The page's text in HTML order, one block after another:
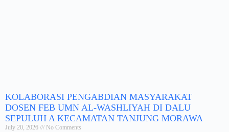
KOLABORASI PENGABDIAN MASYARAKAT
DOSEN FEB UMN AL-WASHLIYAH DI DALU
SEPULUH A KECAMATAN TANJUNG MORAWA
July 20, 2026 No Comments